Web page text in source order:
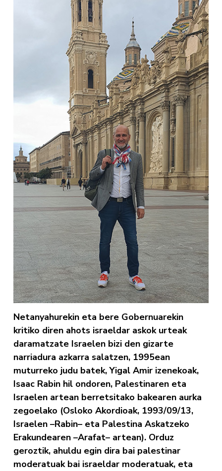
Netanyahurekin eta bere Gobernuarekin
kritiko diren ahots israeldar askok urteak
daramatzate Israelen bizi den gizarte
narriadura azkarra salatzen, 1995ean
muturreko judu batek, Yigal Amir izenekoak,
Isaac Rabin hil ondoren, Palestinaren eta
Israelen artean berretsitako bakearen aurka
zegoelako (Osloko Akordioak, 1993/09/13,
Israelen –Rabin– eta Palestina Askatzeko
Erakundearen –Arafat– artean). Orduz
geroztik, ahuldu egin dira bai palestinar
moderatuak bai israeldar moderatuak, eta